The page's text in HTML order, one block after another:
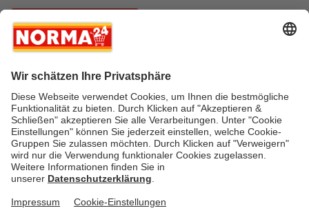
Vertrag widerrufen
* Greifen Sie schnell zu! Alle angegebenen Preise in Euro und inklusive der
gesetzlichen Mehrwertsteuer. Irrtümer durch Schreib-, Programmier- und
AGB
Verantwortung / CSR Newsletter